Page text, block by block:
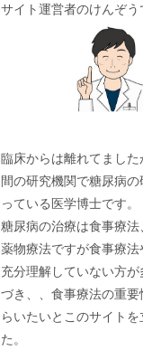
サイト運営者のけんぞう
臨床からは離れてました
間の研究機関で糖尿病
っている医学博士です。
糖尿病の治療は食事療法
薬物療法ですが食事療法
充分理解していない方
づき、、食事療法の重要
らいたいとこのサイトを
た。